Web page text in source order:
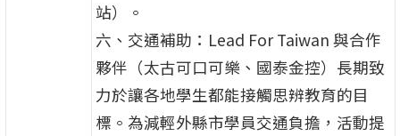
站）。
六、交通補助：Lead For Taiwan 與合作
夥伴（太古可口可樂、國泰金控）長期致
力於讓各地學生都能接觸思辨教育的目
標。為減輕外縣市學員交通負擔，活動提